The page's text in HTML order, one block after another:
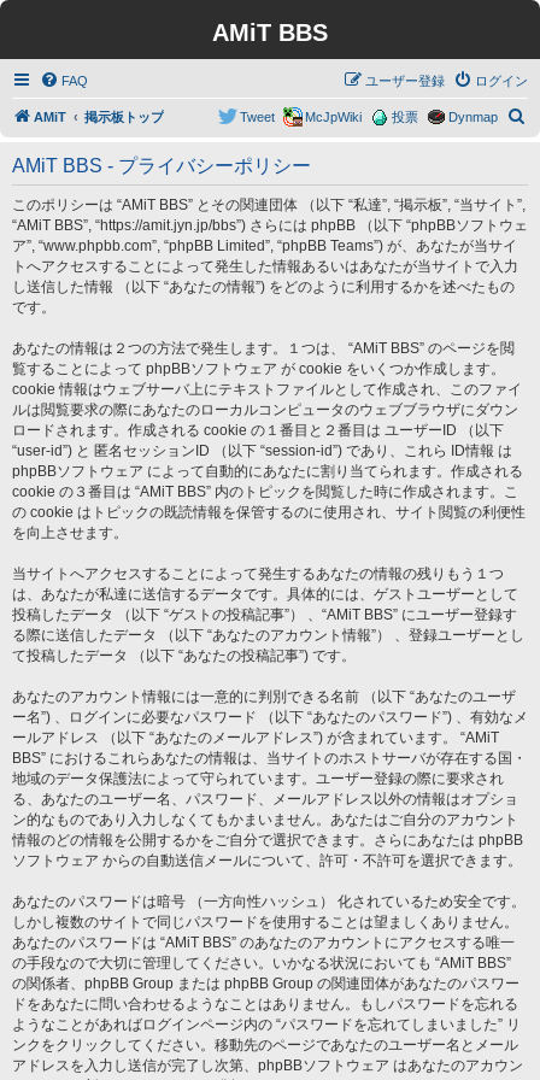
AMiT BBS
FAQ ログイン
ユーザー登録
AMiT 掲示板トップ Dynmap
投票
McJpWiki
Tweet
AMiT BBS - プライバシーポリシー
このポリシーは “AMiT BBS” とその関連団体 （以下 “私達”, “掲示板”, “当サイト”,
“AMiT BBS”, “https://amit.jyn.jp/bbs”) さらには phpBB （以下 “phpBBソフトウェ
ア”, “www.phpbb.com”, “phpBB Limited”, “phpBB Teams”) が、あなたが当サイ
トへアクセスすることによって発生した情報あるいはあなたが当サイトで入力
し送信した情報 （以下 “あなたの情報”) をどのように利用するかを述べたもの
です。
あなたの情報は２つの方法で発生します。１つは、 “AMiT BBS” のページを閲
覧することによって phpBBソフトウェア が cookie をいくつか作成します。
cookie 情報はウェブサーバ上にテキストファイルとして作成され、このファイ
ルは閲覧要求の際にあなたのローカルコンピュータのウェブブラウザにダウン
ロードされます。作成される cookie の１番目と２番目は ユーザーID （以下
“user-id”) と 匿名セッションID （以下 “session-id”) であり、これら ID情報 は
phpBBソフトウェア によって自動的にあなたに割り当てられます。作成される
cookie の３番目は “AMiT BBS” 内のトピックを閲覧した時に作成されます。こ
の cookie はトピックの既読情報を保管するのに使用され、サイト閲覧の利便性
を向上させます。
当サイトへアクセスすることによって発生するあなたの情報の残りもう１つ
は、あなたが私達に送信するデータです。具体的には、ゲストユーザーとして
投稿したデータ （以下 “ゲストの投稿記事”） 、“AMiT BBS” にユーザー登録す
る際に送信したデータ （以下 “あなたのアカウント情報”） 、登録ユーザーとし
て投稿したデータ （以下 “あなたの投稿記事”) です。
あなたのアカウント情報には一意的に判別できる名前 （以下 “あなたのユーザ
ー名”) 、ログインに必要なパスワード （以下 “あなたのパスワード”) 、有効なメ
ールアドレス （以下 “あなたのメールアドレス”) が含まれています。 “AMiT
BBS” におけるこれらあなたの情報は、当サイトのホストサーバが存在する国・
地域のデータ保護法によって守られています。ユーザー登録の際に要求され
る、あなたのユーザー名、パスワード、メールアドレス以外の情報はオプショ
ン的なものであり入力しなくてもかまいません。あなたはご自分のアカウント
情報のどの情報を公開するかをご自分で選択できます。さらにあなたは phpBB
ソフトウェア からの自動送信メールについて、許可・不許可を選択できます。
あなたのパスワードは暗号 （一方向性ハッシュ） 化されているため安全です。
しかし複数のサイトで同じパスワードを使用することは望ましくありません。
あなたのパスワードは “AMiT BBS” のあなたのアカウントにアクセスする唯一
の手段なので大切に管理してください。いかなる状況においても “AMiT BBS”
の関係者、phpBB Group または phpBB Group の関連団体があなたのパスワー
ドをあなたに問い合わせるようなことはありません。もしパスワードを忘れる
ようなことがあればログインページ内の “パスワードを忘れてしまいました” リ
ンクをクリックしてください。移動先のページであなたのユーザー名とメール
アドレスを入力し送信が完了し次第、phpBBソフトウェア はあなたのアカウン